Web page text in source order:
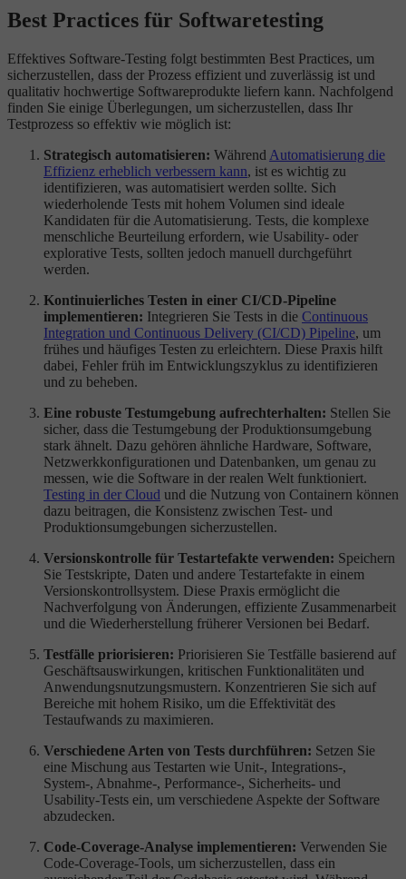
Best Practices für Softwaretesting
Effektives Software-Testing folgt bestimmten Best Practices, um
sicherzustellen, dass der Prozess effizient und zuverlässig ist und
qualitativ hochwertige Softwareprodukte liefern kann. Nachfolgend
finden Sie einige Überlegungen, um sicherzustellen, dass Ihr
Testprozess so effektiv wie möglich ist:
Strategisch automatisieren: Während Automatisierung die
Effizienz erheblich verbessern kann, ist es wichtig zu
identifizieren, was automatisiert werden sollte. Sich
wiederholende Tests mit hohem Volumen sind ideale
Kandidaten für die Automatisierung. Tests, die komplexe
menschliche Beurteilung erfordern, wie Usability- oder
explorative Tests, sollten jedoch manuell durchgeführt
werden.
Kontinuierliches Testen in einer CI/CD-Pipeline
implementieren: Integrieren Sie Tests in die Continuous
Integration und Continuous Delivery (CI/CD) Pipeline, um
frühes und häufiges Testen zu erleichtern. Diese Praxis hilft
dabei, Fehler früh im Entwicklungszyklus zu identifizieren
und zu beheben.
Eine robuste Testumgebung aufrechterhalten: Stellen Sie
sicher, dass die Testumgebung der Produktionsumgebung
stark ähnelt. Dazu gehören ähnliche Hardware, Software,
Netzwerkkonfigurationen und Datenbanken, um genau zu
messen, wie die Software in der realen Welt funktioniert.
Testing in der Cloud und die Nutzung von Containern können
dazu beitragen, die Konsistenz zwischen Test- und
Produktionsumgebungen sicherzustellen.
Versionskontrolle für Testartefakte verwenden: Speichern
Sie Testskripte, Daten und andere Testartefakte in einem
Versionskontrollsystem. Diese Praxis ermöglicht die
Nachverfolgung von Änderungen, effiziente Zusammenarbeit
und die Wiederherstellung früherer Versionen bei Bedarf.
Testfälle priorisieren: Priorisieren Sie Testfälle basierend auf
Geschäftsauswirkungen, kritischen Funktionalitäten und
Anwendungsnutzungsmustern. Konzentrieren Sie sich auf
Bereiche mit hohem Risiko, um die Effektivität des
Testaufwands zu maximieren.
Verschiedene Arten von Tests durchführen: Setzen Sie
eine Mischung aus Testarten wie Unit-, Integrations-,
System-, Abnahme-, Performance-, Sicherheits- und
Usability-Tests ein, um verschiedene Aspekte der Software
abzudecken.
Code-Coverage-Analyse implementieren: Verwenden Sie
Code-Coverage-Tools, um sicherzustellen, dass ein